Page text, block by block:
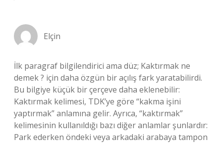
Elçin
İlk paragraf bilgilendirici ama düz; Kaktırmak ne
demek ? için daha özgün bir açılış fark yaratabilirdi.
Bu bilgiye küçük bir çerçeve daha eklenebilir:
Kaktırmak kelimesi, TDK’ye göre “kakma işini
yaptırmak” anlamına gelir. Ayrıca, “kaktırmak”
kelimesinin kullanıldığı bazı diğer anlamlar şunlardır:
Park ederken öndeki veya arkadaki arabaya tampon